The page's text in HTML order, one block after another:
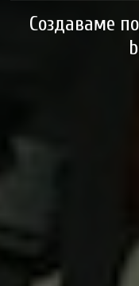
Создаваме